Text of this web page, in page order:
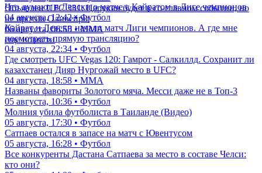
Объявлен UFC 331: Царукян будет в со-главном событии, но
не против Оливейры
06 августа, 06:55 • ММА
еще новости
Что думают в Левски о матче с Кайратом в Лиге чемпионов
04 августа, 12:42 • Футбол
Кайрат и Левски начали матч Лиги чемпионов. А где мне
посмотреть прямую трансляцию?
04 августа, 22:34 • Футбол
Где смотреть UFC Vegas 120: Гамрот - Салкиллд. Сохранит ли
казахстанец Дияр Нургожай место в UFC?
04 августа, 18:58 • ММА
Названы фавориты Золотого мяча. Месси даже не в Топ-3
05 августа, 10:36 • Футбол
Молния убила футболиста в Таиланде (Видео)
05 августа, 17:30 • Футбол
Сатпаев остался в запасе на матч с Ювентусом
05 августа, 16:28 • Футбол
Все конкуренты Дастана Сатпаева за место в составе Челси:
кто они?